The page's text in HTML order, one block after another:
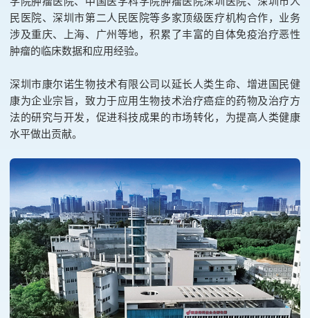
民医院、深圳市第二人民医院等多家顶级医疗机构合作，业务
涉及重庆、上海、广州等地，积累了丰富的自体免疫治疗恶性
肿瘤的临床数据和应用经验。
深圳市康尔诺生物技术有限公司以延长人类生命、增进国民健
康为企业宗旨，致力于应用生物技术治疗癌症的药物及治疗方
法的研究与开发，促进科技成果的市场转化，为提高人类健康
水平做出贡献。